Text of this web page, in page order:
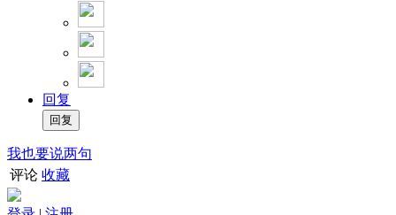
回复
我也要说两句
评论 收藏